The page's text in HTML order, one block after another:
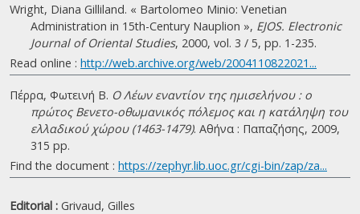
Wright, Diana Gilliland. « Bartolomeo Minio: Venetian
Administration in 15th-Century Nauplion », EJOS. Electronic
Journal of Oriental Studies, 2000, vol. 3 / 5, pp. 1-235.
Read online : http://web.archive.org/web/2004110822021...
Πέρρα, Φωτεινή Β. Ο Λέων εναντίον της ημισελήνου : ο
πρώτος Βενετο-οθωμανικός πόλεμος και η κατάληψη του
ελλαδικού χώρου (1463-1479). Αθήνα : Παπαζήσης, 2009,
315 pp.
Find the document : https://zephyr.lib.uoc.gr/cgi-bin/zap/za...
Editorial : Grivaud, Gilles